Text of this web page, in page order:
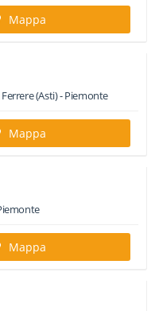
Mappa
Ferrere(Asti) -Piemonte
Mappa
Mappa